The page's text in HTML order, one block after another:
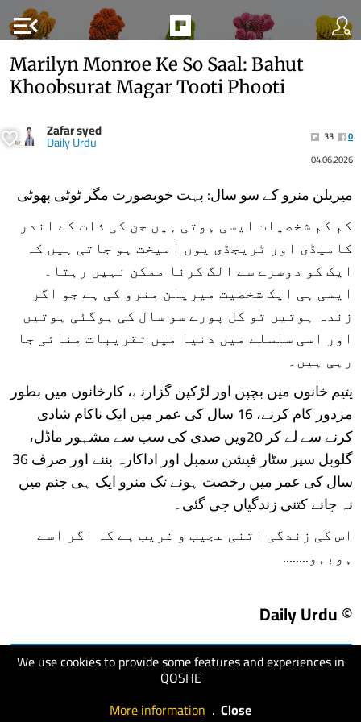
menu_open
We use cookies to provide some features and experiences in
QOSHE
More information . Close
Marilyn Monroe Ke So Saal: Bahut
Khoobsurat Magar Tooti Phooti
Zafar syed
Daily Urdu 33
0
04.06.2026
میریلن منرو کے سو سال: بہت خوبصورت مگر ٹوٹی پھوٹی
کم کم شخصیات ایسی ہوتی ہیں جن کی ذات کے اندر
کامیڈی اور ٹریجڈی یوں آمیخت ہو جاتی ہیں کہ
ایک کو دوسرے سے الگ کرنا ممکن نہیں رہتا۔
ایسی ہی ایک شخصیت میریلن منرو کی ہے جو اگر
زندہ ہوتیں تو کل پورے سو سال کی ہوگئی ہوتیں
اور اسی سلسلے میں دنیا میں تقریبات منائی جا
رہی ہیں۔
یتیم خانوں میں بچپن اور لڑکپن گزارنے، کارخانوں میں بطور
مزدور کام کرنے، 16 سال کی عمر میں ایک ناکام شادی
کرنے سے لے کر 20ویں صدی کی سب سے مشہور ماڈل،
گلوبل سپر سٹار فیشن سمبل اور اداکارہ بننے اور صرف 36
سال کی عمر میں رخصت ہونے تک منرو ایک ہی جنم میں
نہ جانے کتنی زندگیاں جی گئی۔
اس کی زندگی اتنی عجیب و غریب ہے کہ اگر اسے
ہوبہو........
© Daily Urdu
visit website